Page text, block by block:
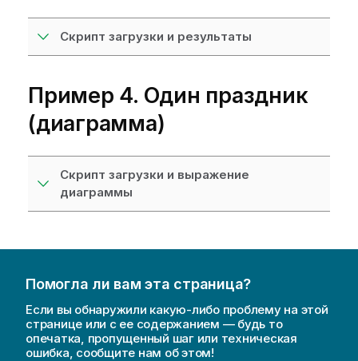
Скрипт загрузки и результаты
Пример 4. Один праздник
(диаграмма)
Скрипт загрузки и выражение
диаграммы
Помогла ли вам эта страница?
Если вы обнаружили какую-либо проблему на этой
странице или с ее содержанием — будь то
опечатка, пропущенный шаг или техническая
ошибка, сообщите нам об этом!